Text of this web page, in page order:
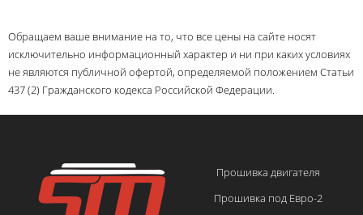
Обращаем ваше внимание на то, что все цены на сайте носят
исключительно информационный характер и ни при каких условиях
не являются публичной офертой, определяемой положением Статьи
437 (2) Гражданского кодекса Российской Федерации.
Прошивка двигателя
Прошивка под Евро-2